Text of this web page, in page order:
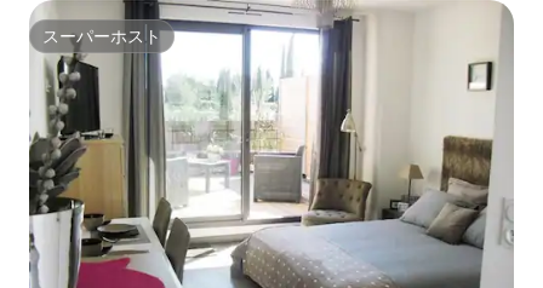
スーパーホスト
スーパーホスト